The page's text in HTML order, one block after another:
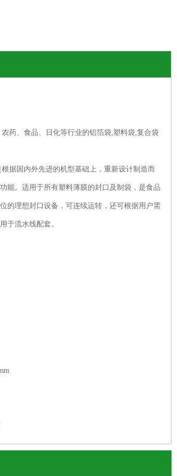
药、食品、日化等行业的铝箔袋,塑料袋,复合袋
根据国内外先进的机型基础上，重新设计制造而
能。适用于所有塑料薄膜的封口及制袋，是食品
的理想封口设备，可连续运转，还可根据用户需
于流水线配套。